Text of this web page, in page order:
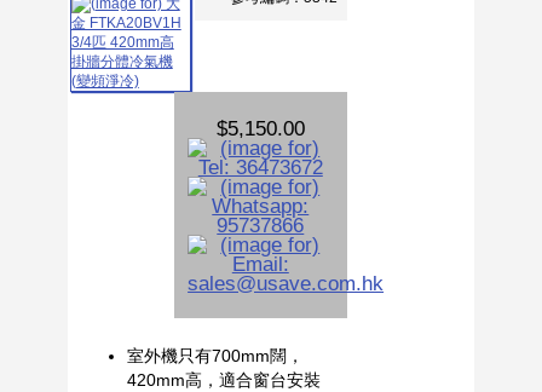
$5,150.00
室外機只有700mm闊，
420mm高，適合窗台安裝